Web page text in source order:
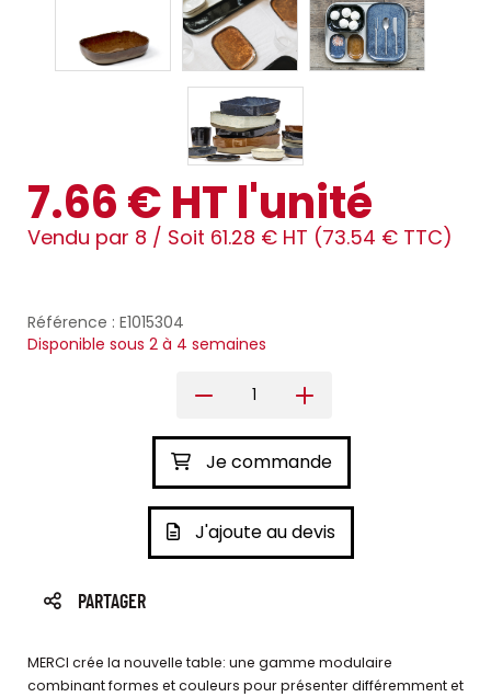
7.66 € HT l'unité
Vendu par 8 / Soit 61.28 € HT (73.54 € TTC)
Référence : E1015304
Disponible sous 2 à 4 semaines
Je commande
J'ajoute au devis
PARTAGER
MERCI crée la nouvelle table: une gamme modulaire
combinant formes et couleurs pour présenter différemment et